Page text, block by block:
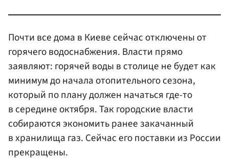
Почти все дома в Киеве сейчас отключены от
горячего водоснабжения. Власти прямо
заявляют: горячей воды в столице не будет как
минимум до начала отопительного сезона,
который по плану должен начаться где-то
в середине октября. Так городские власти
собираются экономить ранее закачанный
в хранилища газ. Сейчас его поставки из России
прекращены.